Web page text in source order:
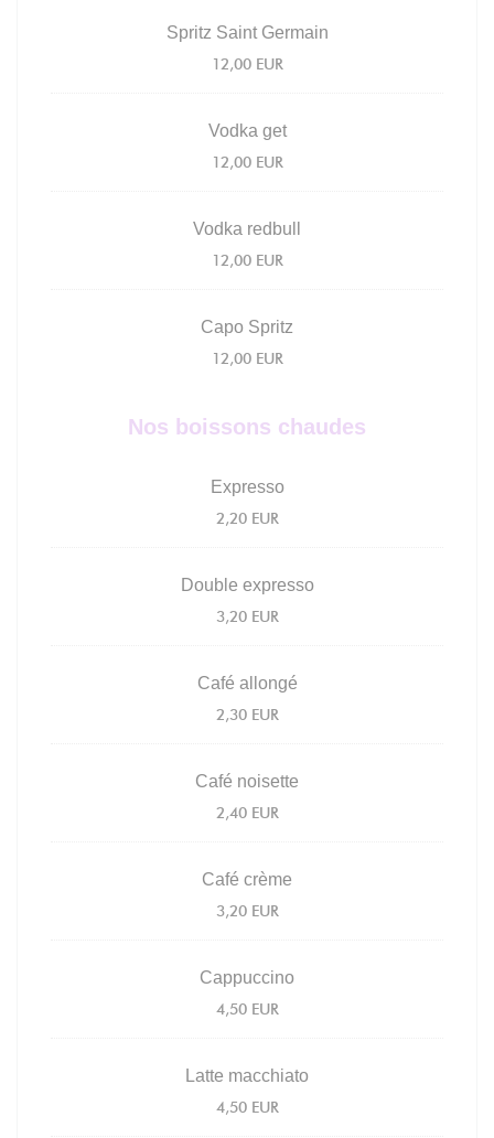
Spritz Saint Germain
12,00 EUR
Vodka get
12,00 EUR
Vodka redbull
12,00 EUR
Capo Spritz
12,00 EUR
Nos boissons chaudes
Expresso
2,20 EUR
Double expresso
3,20 EUR
Café allongé
2,30 EUR
Café noisette
2,40 EUR
Café crème
3,20 EUR
Cappuccino
4,50 EUR
Latte macchiato
4,50 EUR